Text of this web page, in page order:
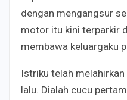
dengan mengangsur
motor itu kini terparkir
membawa keluargaku
Istriku telah
lalu. Dialah cucu